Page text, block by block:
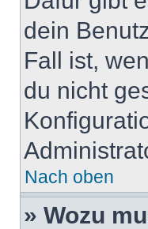
dein
Fall ist,
du nicht
Nach oben
» Wozu